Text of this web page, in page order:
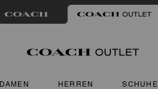
DAMEN HERREN SCHUHE